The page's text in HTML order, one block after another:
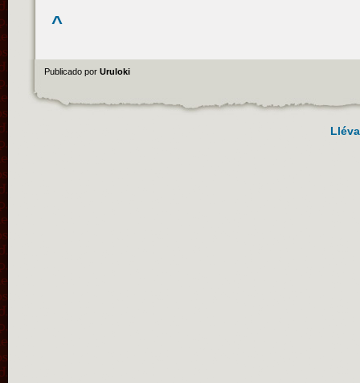
^
Publicado por Uruloki